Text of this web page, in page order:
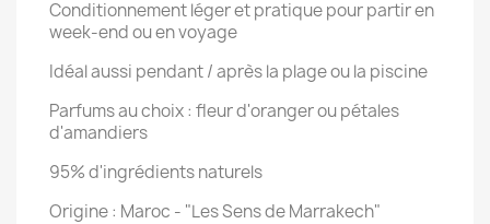
Conditionnement léger et pratique pour partir en
week-end ou en voyage
Idéal aussi pendant / après la plage ou la piscine
Parfums au choix : fleur d'oranger ou pétales
d'amandiers
95% d'ingrédients naturels
Origine : Maroc - "Les Sens de Marrakech"